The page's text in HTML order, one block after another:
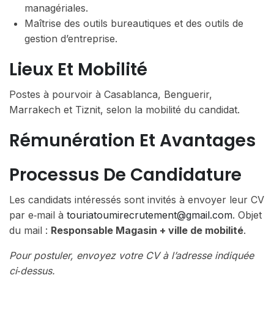
managériales.
Maîtrise des outils bureautiques et des outils de
gestion d’entreprise.
Lieux Et Mobilité
Postes à pourvoir à Casablanca, Benguerir,
Marrakech et Tiznit, selon la mobilité du candidat.
Rémunération Et Avantages
Processus De Candidature
Les candidats intéressés sont invités à envoyer leur CV
par e‑mail à touriatoumirecrutement@gmail.com. Objet
du mail : Responsable Magasin + ville de mobilité.
Pour postuler, envoyez votre CV à l’adresse indiquée
ci‑dessus.